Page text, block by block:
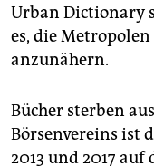
wahrheit
verlag
veranstaltungen
shop
Urban Dictionary
es, die
anzunähern.
Bücher sterben
Börsenvereins ist
2013 und 2017